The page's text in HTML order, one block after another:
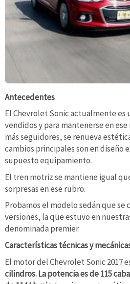
Antecedentes
El Chevrolet Sonic actualmente es
vendidos y para mantenerse en
más seguidores, se renueva
cambios principales son en diseño
supuesto equipamiento.
El tren motriz se mantiene igual
sorpresas en ese rubro.
Probamos el modelo sedán que se
versiones, la que estuvo en
denominada premier.
Características técnicas y
El motor del Chevrolet Sonic 2017
cilindros. La potencia es de 115